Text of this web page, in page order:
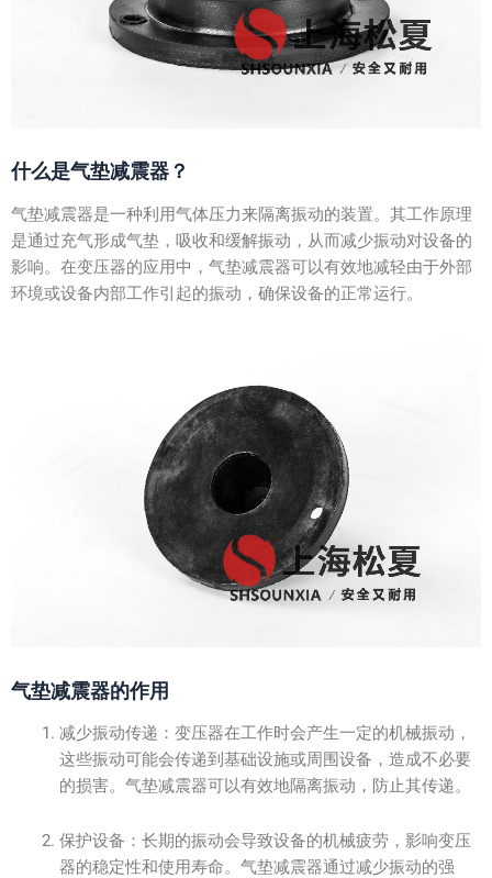
什么是气垫减震器？
气垫减震器是一种利用气体压力来隔离振动的装置。其工作原理
是通过充气形成气垫，吸收和缓解振动，从而减少振动对设备的
影响。在变压器的应用中，气垫减震器可以有效地减轻由于外部
环境或设备内部工作引起的振动，确保设备的正常运行。
气垫减震器的作用
减少振动传递：变压器在工作时会产生一定的机械振动，
这些振动可能会传递到基础设施或周围设备，造成不必要
的损害。气垫减震器可以有效地隔离振动，防止其传递。
保护设备：长期的振动会导致设备的机械疲劳，影响变压
器的稳定性和使用寿命。气垫减震器通过减少振动的强